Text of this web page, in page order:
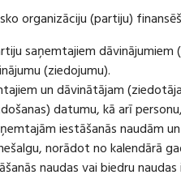
organizāciju (partiju)
saņemtajiem
(ziedojumu).
un dāvinātājam
datumu, kā arī
iestāšanās naudām
norādot no kalendārā
naudas vai biedru naudas